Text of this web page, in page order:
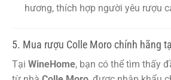
hương, thích hợp người yêu rượu
5. Mua rượu Colle Moro chính hãng
Tại WineHome, bạn có thể tìm thấy